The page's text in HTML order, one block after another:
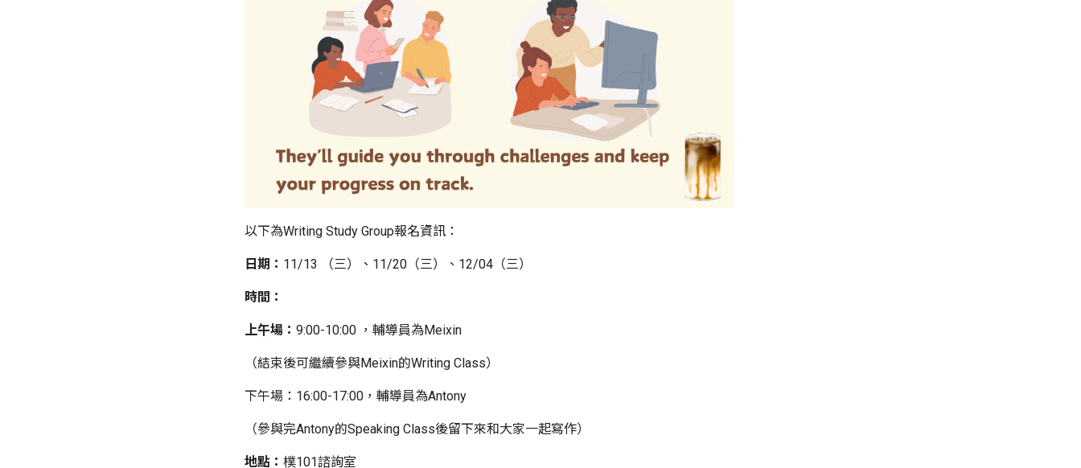
以下為Writing Study Group報名資訊：
日期： 11/13 （三）、11/20（三）、12/04（三）
時間：
上午場： 9:00-10:00 ，輔導員為Meixin
（結束後可繼續參與Meixin的Writing Class）
下午場：16:00-17:00，輔導員為Antony
（參與完Antony的Speaking Class後留下來和大家一起寫作）
地點： 樸101諮詢室